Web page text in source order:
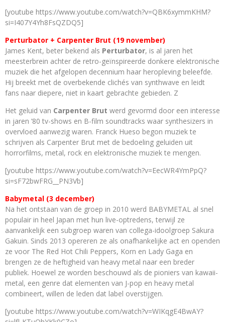
[youtube https://www.youtube.com/watch?v=QBK6xymmKHM?
si=I407Y4Yh8FsQZDQ5]
Perturbator + Carpenter Brut (19 november)
James Kent, beter bekend als Perturbator, is al jaren het
meesterbrein achter de retro-geïnspireerde donkere elektronische
muziek die het afgelopen decennium haar heropleving beleefde.
Hij breekt met de overbekende clichés van synthwave en leidt
fans naar diepere, niet in kaart gebrachte gebieden. Z
Het geluid van Carpenter Brut werd gevormd door een interesse
in jaren ’80 tv-shows en B-film soundtracks waar synthesizers in
overvloed aanwezig waren. Franck Hueso begon muziek te
schrijven als Carpenter Brut met de bedoeling geluiden uit
horrorfilms, metal, rock en elektronische muziek te mengen.
[youtube https://www.youtube.com/watch?v=EecWR4YmPpQ?
si=sF72bwFRG__PN3Vb]
Babymetal (3 december)
Na het ontstaan van de groep in 2010 werd BABYMETAL al snel
populair in heel Japan met hun live-optredens, terwijl ze
aanvankelijk een subgroep waren van collega-idoolgroep Sakura
Gakuin. Sinds 2013 opereren ze als onafhankelijke act en openden
ze voor The Red Hot Chili Peppers, Korn en Lady Gaga en
brengen ze de heftigheid van heavy metal naar een breder
publiek. Hoewel ze worden beschouwd als de pioniers van kawaii-
metal, een genre dat elementen van J-pop en heavy metal
combineert, willen de leden dat label overstijgen.
[youtube https://www.youtube.com/watch?v=WIKqgE4BwAY?